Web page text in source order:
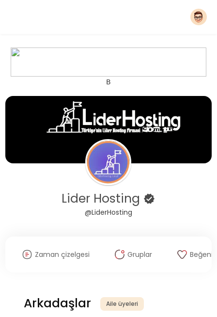
B
Lider Hosting
@LiderHosting
Zaman çizelgesi Gruplar
Arkadaşlar Aile üyeleri